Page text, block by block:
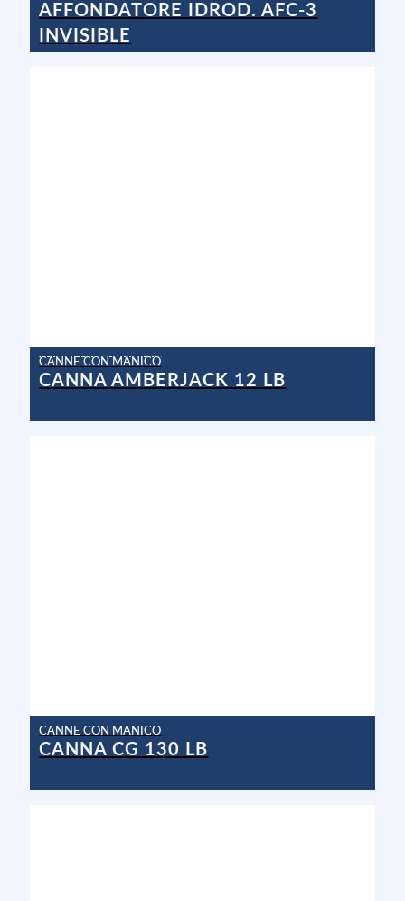
AFFONDATORE IDROD. AFC-3
INVISIBLE
CANNE CON MANICO
CANNA AMBERJACK 12 LB
CANNE CON MANICO
CANNA CG 130 LB